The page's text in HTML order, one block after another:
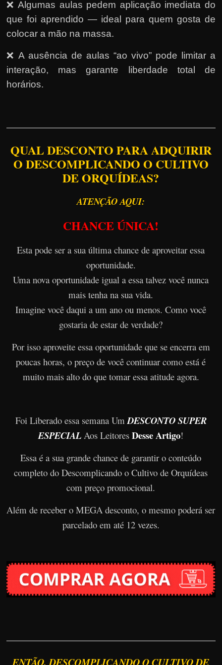
❌ Algumas aulas pedem aplicação imediata do
que foi aprendido — ideal para quem gosta de
colocar a mão na massa.
❌ A ausência de aulas “ao vivo” pode limitar a
interação, mas garante liberdade total de
horários.
QUAL DESCONTO PARA ADQUIRIR
O DESCOMPLICANDO O CULTIVO
DE ORQUÍDEAS?
ATENÇÃO AQUI:
CHANCE ÚNICA!
Esta pode ser a sua última chance de aproveitar essa
oportunidade.
Uma nova oportunidade igual a essa talvez você nunca
mais tenha na sua vida.
Imagine você daqui a um ano ou menos. Como você
gostaria de estar de verdade?
Por isso aproveite essa oportunidade que se encerra em
poucas horas, o preço de você continuar como está é
muito mais alto do que tomar essa atitude agora.
Foi Liberado essa semana Um DESCONTO SUPER
ESPECIAL Aos LeitoresDesse Artigo!
Essa é a sua grande chance de garantir o conteúdo
completo do Descomplicando o Cultivo de Orquídeas
com preço promocional.
Além de receber o MEGA desconto, o mesmo poderá ser
parcelado em até 12 vezes.